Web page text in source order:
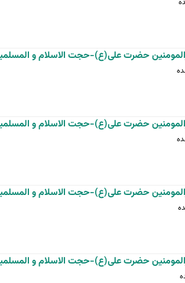
حضرت علی(ع)-حجت الاسلام و
حضرت علی(ع)-حجت الاسلام و
حضرت علی(ع)-حجت الاسلام و
حضرت علی(ع)-حجت الاسلام و